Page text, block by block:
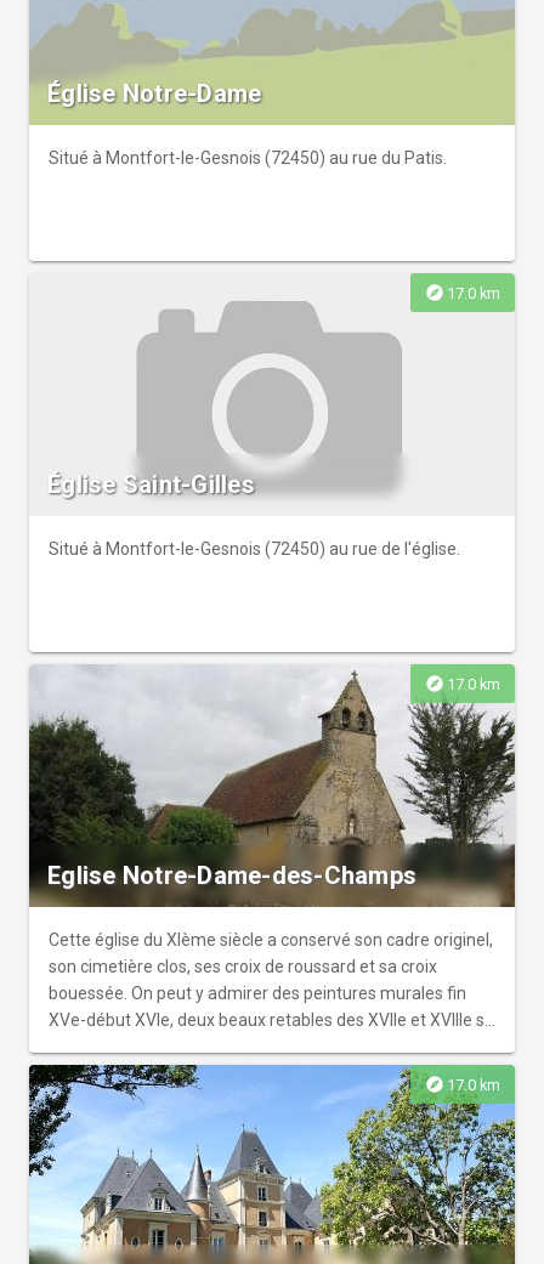
Gramedo. A la fin de la 1ère guerre mondiale, l’armée
américaine installa à Villaines le centre de formation des
aumôniers militaires. Plusieurs centaines d’aumôniers y
suivirent une formation avant de rejoindre les combats sur
le front.
Église Notre-Dame
Situé à Montfort-le-Gesnois (72450) au rue du Patis.
explore 17.0 km
Église Saint-Gilles
Situé à Montfort-le-Gesnois (72450) au rue de l'église.
explore 17.0 km
Eglise Notre-Dame-des-Champs
Cette église du XIème siècle a conservé son cadre originel,
son cimetière clos, ses croix de roussard et sa croix
bouessée. On peut y admirer des peintures murales fin
XVe-début XVIe, deux beaux retables des XVIIe et XVIIIe s.,
sur l'un des itinéraires des Pèlerinages au Mont St Michel
et à St Jacques de Compostelle. Depuis 1977 ,
l'association "Les Amis de l'église Notre-Dame-des-
Champs" œuvre ardemment à sa restauration et à son
animation pour rendre ce lieu vivant et convivial. Chaque
année, concerts de fin avril à mi septembre (libre
participation). Hors manifestations : visites possibles sur
explore 17.0 km